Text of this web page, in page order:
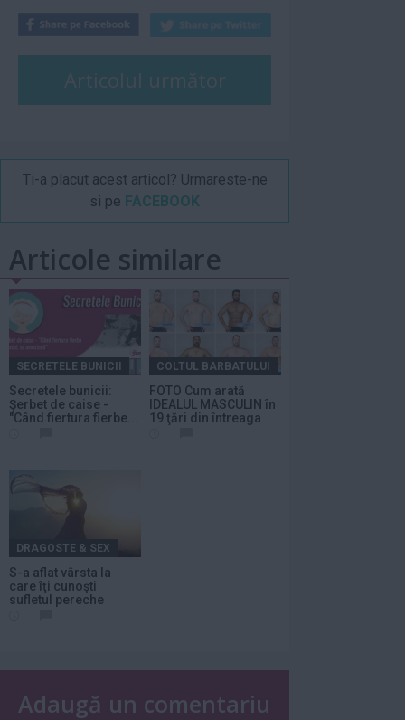
Articolul următor
Ti-a placut acest articol? Urmareste-ne
si pe FACEBOOK
Articole similare
SECRETELE BUNICII
Secretele bunicii:
Şerbet de caise -
"Când fiertura fierbe...
COLTUL BARBATULUI
FOTO Cum arată
IDEALUL MASCULIN în
19 ţări din întreaga
DRAGOSTE & SEX
S-a aflat vârsta la
care îţi cunoşti
sufletul pereche
Adaugă un comentariu